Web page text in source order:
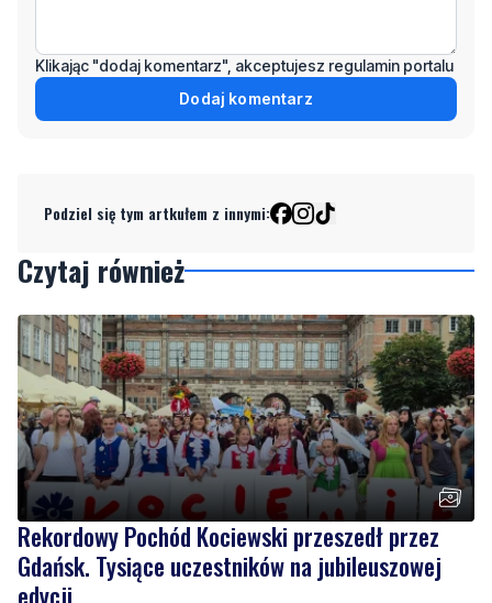
Rekordowy Pochód Kociewski przeszedł przez
Gdańsk. Tysiące uczestników na jubileuszowej
edycji